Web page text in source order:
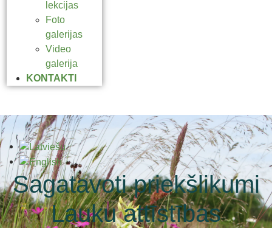
lekcijas
Foto
galerijas
Video
galerija
KONTAKTI
Sagatavoti priekšlikumi
Lauku attīstības